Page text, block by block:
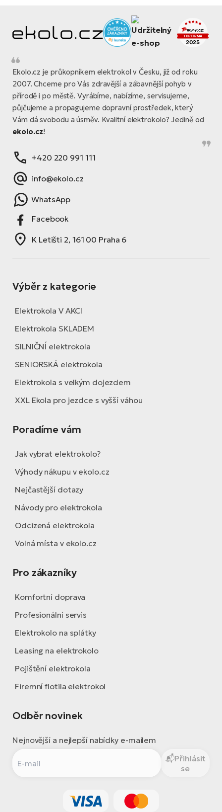
Ekolo.cz je průkopníkem elektrokol v Česku, již od roku
2007. Chceme pro Vás zdravější a zábavnější pohyb v
přírodě i po městě. Vyrábíme, nabízíme, servisujeme,
půjčujeme a propagujeme dopravní prostředek, který
Vám dá svobodu a úsměv. Kvalitní elektrokolo? Jedině od
ekolo.cz!
+420 220 991 111
info@ekolo.cz
WhatsApp
Facebook
K Letišti 2, 161 00 Praha 6
Výběr z kategorie
Elektrokola V AKCI
Elektrokola SKLADEM
SILNIČNÍ elektrokola
SENIORSKÁ elektrokola
Elektrokola s velkým dojezdem
XXL Ekola pro jezdce s vyšší váhou
Poradíme vám
Jak vybrat elektrokolo?
Výhody nákupu v ekolo.cz
Nejčastější dotazy
Návody pro elektrokola
Odcizená elektrokola
Volná místa v ekolo.cz
Pro zákazníky
Komfortní doprava
Profesionální servis
Elektrokolo na splátky
Leasing na elektrokolo
Pojištění elektrokola
Firemní flotila elektrokol
Odběr novinek
Nejnovější a nejlepší nabídky e-mailem
Přihlásit
se